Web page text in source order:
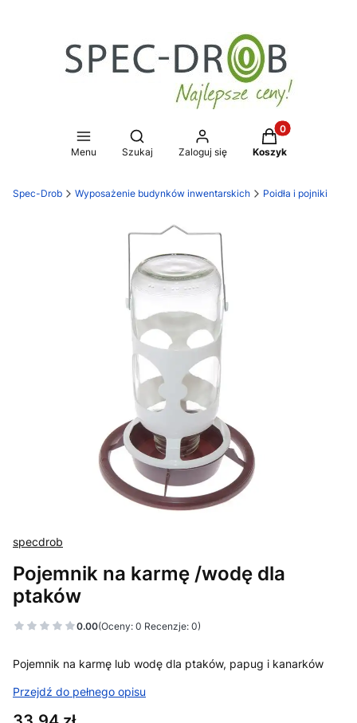
Menu
Otwórz wyszukiwarkę
Szukaj Zaloguj się
Produkty w
Koszyk
Spec-Drob Wyposażenie budynków inwentarskich Poidła i pojniki
specdrob
Pojemnik na karmę /wodę dla
ptaków
0.00(Oceny: 0 Recenzje: 0)
Przejdź do sekcji Opinie
Pojemnik na karmę lub wodę dla ptaków, papug i kanarków
Przejdź do pełnego opisu